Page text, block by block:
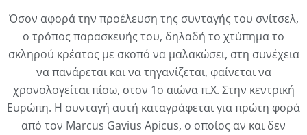
Όσον αφορά την προέλευση της συνταγής του σνίτσελ,
ο τρόπος παρασκευής του, δηλαδή το χτύπημα το
σκληρού κρέατος με σκοπό να μαλακώσει, στη συνέχεια
να πανάρεται και να τηγανίζεται, φαίνεται να
χρονολογείται πίσω, στον 1ο αιώνα π.Χ. Στην κεντρική
Ευρώπη. Η συνταγή αυτή καταγράφεται για πρώτη φορά
από τον Marcus Gavius Apicus, ο οποίος αν και δεν